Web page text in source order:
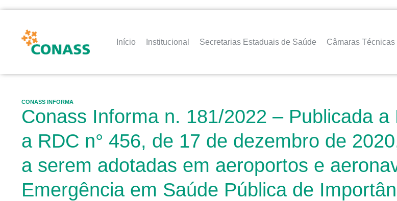
Início Institucional Secretarias Estaduais de Saúde Câmaras Técnicas
CONASS INFORMA
Conass Informa n. 181/2022 – Publicada
a RDC n° 456, de 17 de dezembro de
a serem adotadas em aeroportos e
Emergência em Saúde Pública de